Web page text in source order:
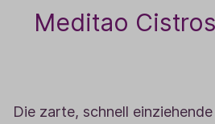
Meditao
Die zarte, schnell